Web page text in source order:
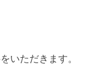
いただきます。